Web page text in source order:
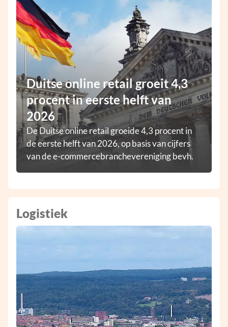
Duitse online retail groeit 4,3
procent in eerste helft van
2026
De Duitse online retail groeide 4,3 procent in
de eerste helft van 2026, op basis van cijfers
van de e-commercebranchevereniging bevh.
Logistiek